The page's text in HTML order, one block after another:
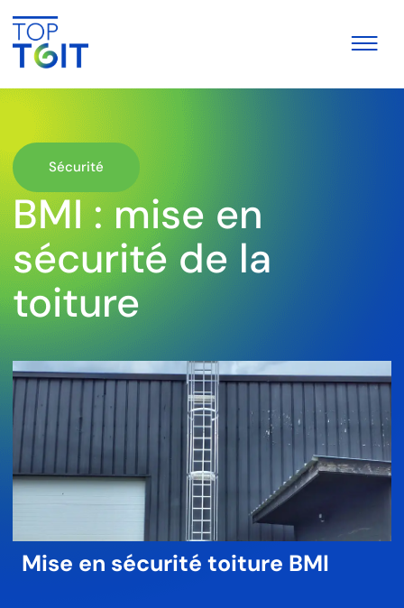
Sécurité
BMI : mise en
sécurité de la
toiture
Mise en sécurité toiture BMI